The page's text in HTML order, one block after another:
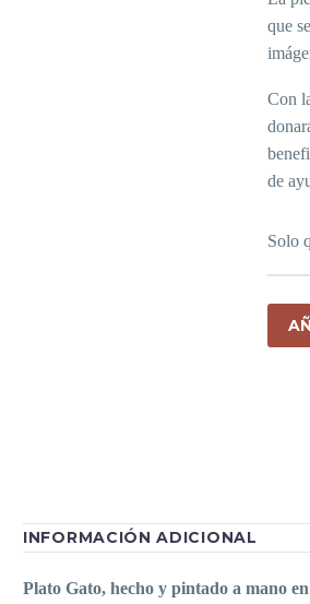
que
Con
de
Solo
INFORMACIÓN ADICIONAL
Plato Gato, hecho y pintado a mano